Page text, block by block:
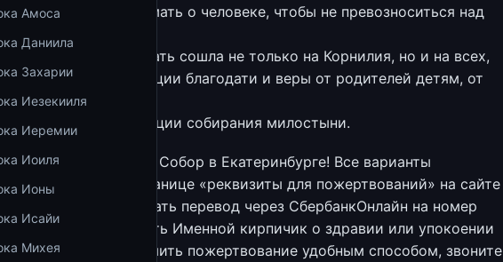
Амоса
Даниила
Захарии
Иезекииля
Иеремии
Иоиля
Ионы
Исайи
Михея
— Как правильно думать о человеке, чтобы не превозноситься над
— О том, что благодать сошла не только на Корнилия, но и на всех,
в доме. О трансляции благодати и веры от родителей детям, от
внукам.
— Глава 11. О традиции собирания милостыни.
Успенский Собор в Екатеринбурге! Все варианты
указаны на странице «реквизиты для пожертвований» на сайте
— сделать перевод через СбербанкОнлайн на номер
4518 7011; — оформить Именной кирпичик о здравии или упокоении
лавку; — оформить пожертвование удобным способом, звоните